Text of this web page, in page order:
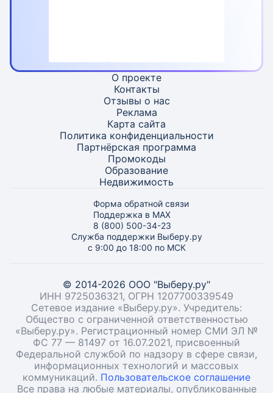
О проекте
Контакты
Отзывы о нас
Реклама
Карта сайта
Политика конфиденциальности
Партнёрская программа
Промокоды
Образование
Недвижимость
Форма обратной связи
Поддержка в MAX
8 (800) 500-34-23
Служба поддержки Выберу.ру
с 9:00 до 18:00 по МСК
© 2014-2026 ООО "Выберу.ру"
ИНН 9725036321, ОГРН 1207700339549
Сетевое издание «Выберу.ру». Учредитель:
Общество с ограниченной ответственностью
«Выберу.ру». Регистрационный номер СМИ ЭЛ №
ФС 77 — 81497 от 16.07.2021, присвоенный
Федеральной службой по надзору в сфере связи,
информационных технологий и массовых
коммуникаций. Пользовательское соглашение
Все права на любые материалы, опубликованные